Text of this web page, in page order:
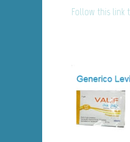
Follow this link